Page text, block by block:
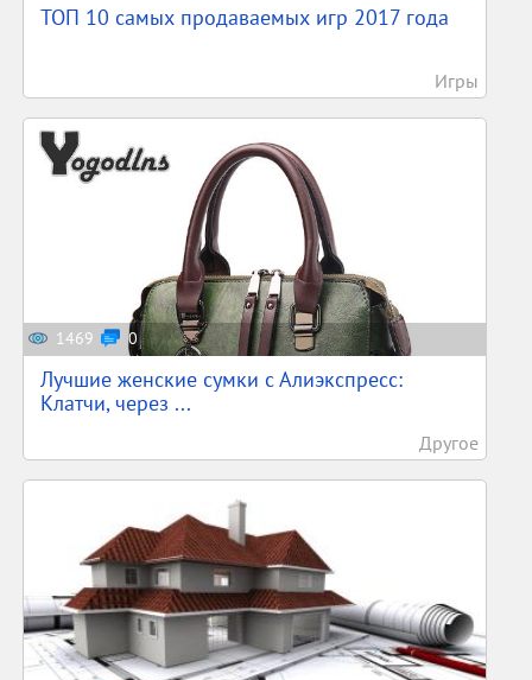
ТОП 10 самых продаваемых игр 2017 года
Игры
1469 0
Лучшие женские сумки с Алиэкспресс:
Клатчи, через ...
Другое